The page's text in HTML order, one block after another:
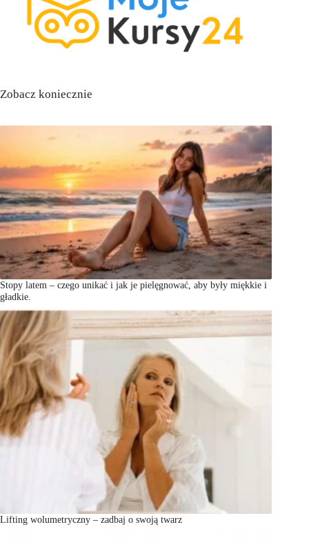
Zobacz koniecznie
Stopy latem – czego unikać i jak je pielęgnować, aby były miękkie i
gładkie.
Lifting wolumetryczny – zadbaj o swoją twarz